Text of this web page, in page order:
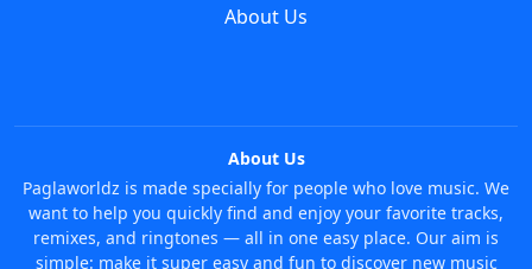
About Us
About Us
Paglaworldz is made specially for people who love music. We
want to help you quickly find and enjoy your favorite tracks,
remixes, and ringtones — all in one easy place. Our aim is
simple: make it super easy and fun to discover new music